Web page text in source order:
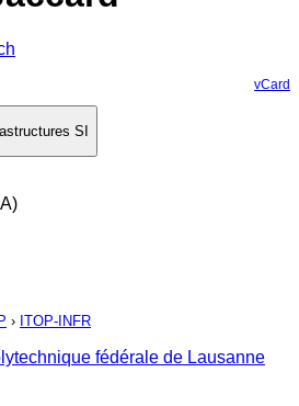
vCard
SI
› ITOP-INFR